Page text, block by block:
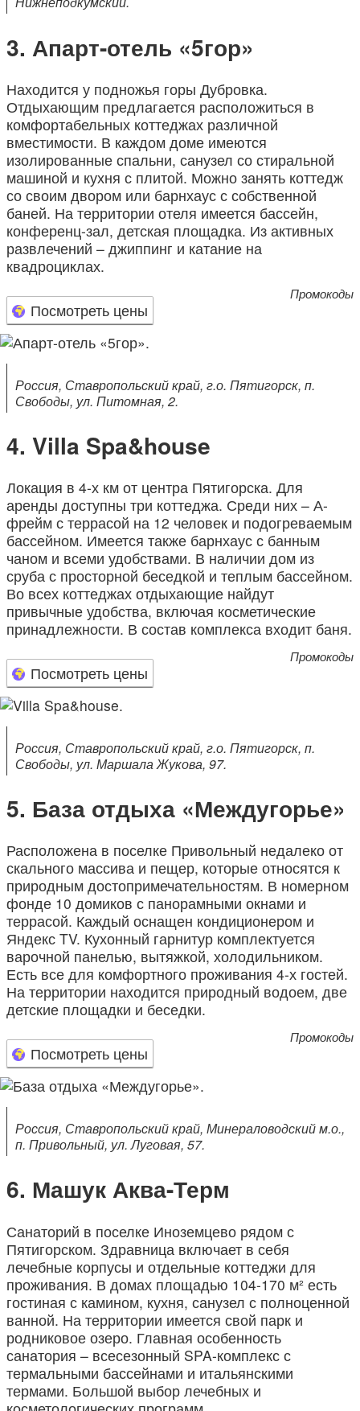
Апарт-отель «5гор»
Находится у подножья горы Дубровка.
Отдыхающим предлагается расположиться в
комфортабельных коттеджах различной
вместимости. В каждом доме имеются
изолированные спальни, санузел со стиральной
машиной и кухня с плитой. Можно занять коттедж
со своим двором или барнхаус с собственной
баней. На территории отеля имеется бассейн,
конференц-зал, детская площадка. Из активных
развлечений – джиппинг и катание на
квадроциклах.
Посмотреть цены
Промокоды
Россия, Ставропольский край, г.о. Пятигорск, п.
Свободы, ул. Питомная, 2.
Villa Spa&house
Локация в 4-х км от центра Пятигорска. Для
аренды доступны три коттеджа. Среди них – А-
фрейм с террасой на 12 человек и подогреваемым
бассейном. Имеется также барнхаус с банным
чаном и всеми удобствами. В наличии дом из
сруба с просторной беседкой и теплым бассейном.
Во всех коттеджах отдыхающие найдут
привычные удобства, включая косметические
принадлежности. В состав комплекса входит баня.
Посмотреть цены
Промокоды
Россия, Ставропольский край, г.о. Пятигорск, п.
Свободы, ул. Маршала Жукова, 97.
База отдыха «Междугорье»
Расположена в поселке Привольный недалеко от
скального массива и пещер, которые относятся к
природным достопримечательностям. В номерном
фонде 10 домиков с панорамными окнами и
террасой. Каждый оснащен кондиционером и
Яндекс TV. Кухонный гарнитур комплектуется
варочной панелью, вытяжкой, холодильником.
Есть все для комфортного проживания 4-х гостей.
На территории находится природный водоем, две
детские площадки и беседки.
Посмотреть цены
Промокоды
Россия, Ставропольский край, Минераловодский м.о.,
п. Привольный, ул. Луговая, 57.
Машук Аква-Терм
Санаторий в поселке Иноземцево рядом с
Пятигорском. Здравница включает в себя
лечебные корпусы и отдельные коттеджи для
проживания. В домах площадью 104-170 м² есть
гостиная с камином, кухня, санузел с полноценной
ванной. На территории имеется свой парк и
родниковое озеро. Главная особенность
санатория – всесезонный SPA-комплекс с
термальными бассейнами и итальянскими
термами. Большой выбор лечебных и